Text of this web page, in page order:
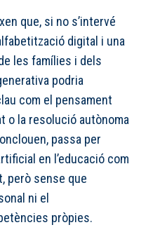
que, si no s’intervé
digital i una
les famílies i dels
podria
com el pensament
o la resolució autònoma
passa per
en l’educació com
però sense que
ni el
pròpies.